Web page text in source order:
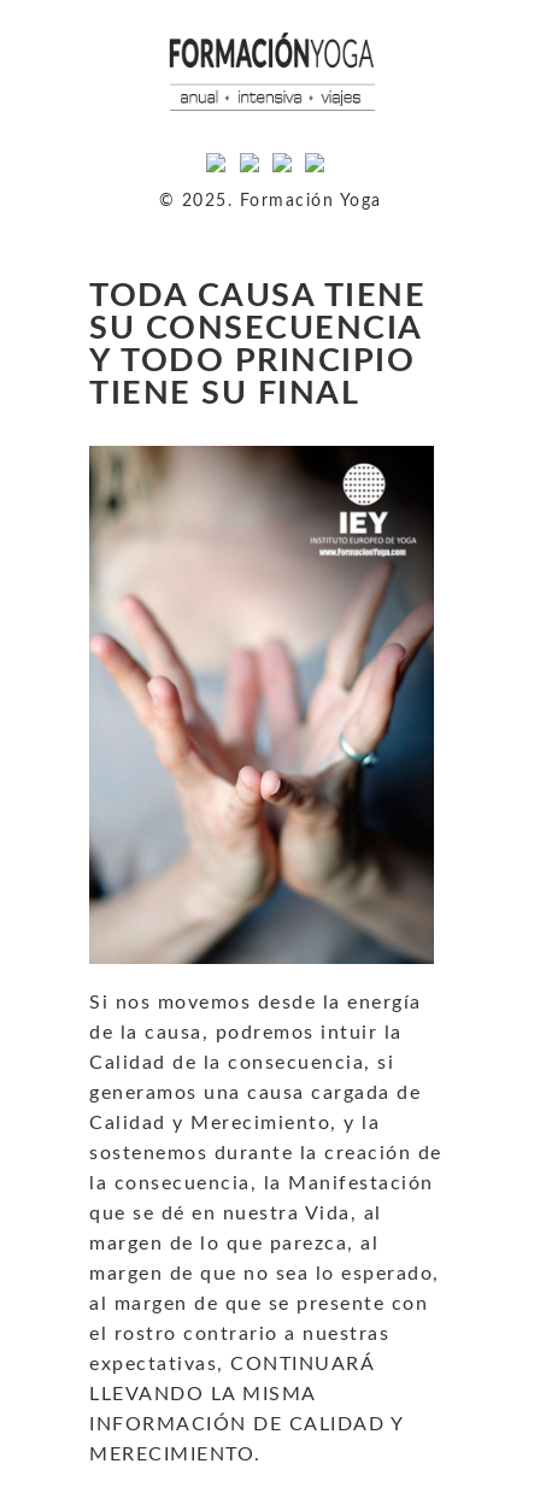
© 2025. Formación Yoga
TODA CAUSA TIENE
SU CONSECUENCIA
Y TODO PRINCIPIO
TIENE SU FINAL
Si nos movemos desde la energía
de la causa, podremos intuir la
Calidad de la consecuencia, si
generamos una causa cargada de
Calidad y Merecimiento, y la
sostenemos durante la creación de
la consecuencia, la Manifestación
que se dé en nuestra Vida, al
margen de lo que parezca, al
margen de que no sea lo esperado,
al margen de que se presente con
el rostro contrario a nuestras
expectativas, CONTINUARÁ
LLEVANDO LA MISMA
INFORMACIÓN DE CALIDAD Y
MERECIMIENTO.